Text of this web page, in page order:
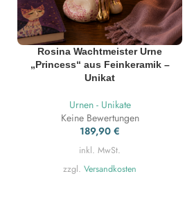
Rosina Wachtmeister Urne
„Princess“ aus Feinkeramik –
Unikat
Urnen - Unikate
Keine Bewertungen
189,90 €
inkl. MwSt.
zzgl. Versandkosten